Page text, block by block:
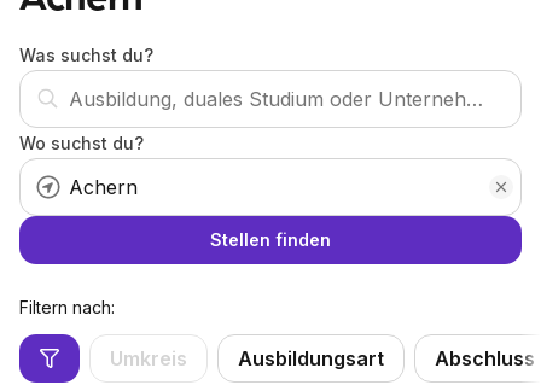
Was suchst du?
Wo suchst du?
Stellen finden
Filtern nach:
Umkreis Ausbildungsart Abschluss